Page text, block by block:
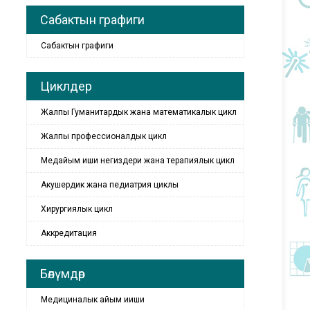
Сабактын графиги
Сабактын графиги
Циклдер
Жалпы Гуманитардык жана математикалык цикл
Жалпы профессионалдык цикл
Медайым иши негиздери жана терапиялык цикл
Акушердик жана педиатрия циклы
Хирургиялык цикл
Аккредитация
Бөлүмдөр
Медициналык айым ииши